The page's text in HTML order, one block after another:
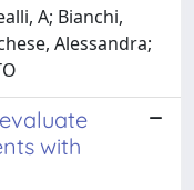
A; Bianchi,
Alessandra;
with